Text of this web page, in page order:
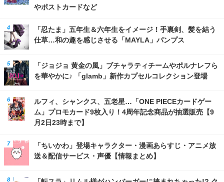
やポストカードなど
「忍たま」五年生＆六年生をイメージ！手裏剣、髪を結う
仕草…和の趣を感じさせる「MAYLA」パンプス
「ジョジョ 黄金の風」ブチャラティチームやポルナレフら
を華やかに♪ 「glamb」新作カプセルコレクション登場
ルフィ、シャンクス、五老星…「ONE PIECEカードゲー
ム」プロモカード9枚入り！4周年記念商品が抽選販売【9
月2日23時まで】
「ちいかわ」登場キャラクター・漫画あらすじ・アニメ放
送＆配信サービス・声優【情報まとめ】